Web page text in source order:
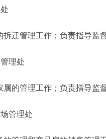
迁管理工作；负责指导监
理处
管理工作；负责指导监
管理处